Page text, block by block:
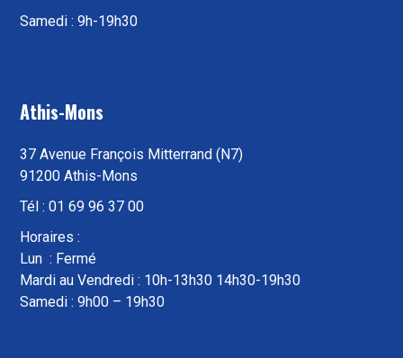
Samedi : 9h-19h30
Athis-Mons
37 Avenue François Mitterrand (N7)
91200 Athis-Mons
Tél : 01 69 96 37 00
Horaires :
Lun : Fermé
Mardi au Vendredi : 10h-13h30 14h30-19h30
Samedi : 9h00 – 19h30